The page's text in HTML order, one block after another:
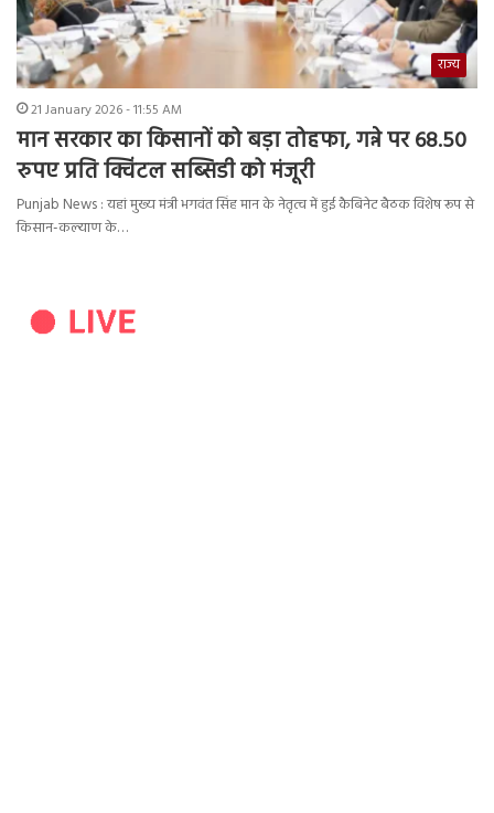
राज्य
21 January 2026 - 11:55 AM
मान सरकार का किसानों को बड़ा तोहफा, गन्ने पर 68.50
रुपए प्रति क्विंटल सब्सिडी को मंजूरी
Punjab News : यहां मुख्य मंत्री भगवंत सिंह मान के नेतृत्व में हुई कैबिनेट बैठक विशेष रूप से
किसान-कल्याण के…